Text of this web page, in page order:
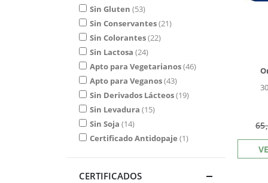
Sin Gluten 53
Sin Conservantes 21
Sin Colorantes 22
Sin Lactosa 24
Apto para Vegetarianos 46
Apto para Veganos 43
Sin Derivados Lácteos 19
Sin Levadura 15
Sin Soja 14
Certificado Antidopaje 1
CERTIFICADOS